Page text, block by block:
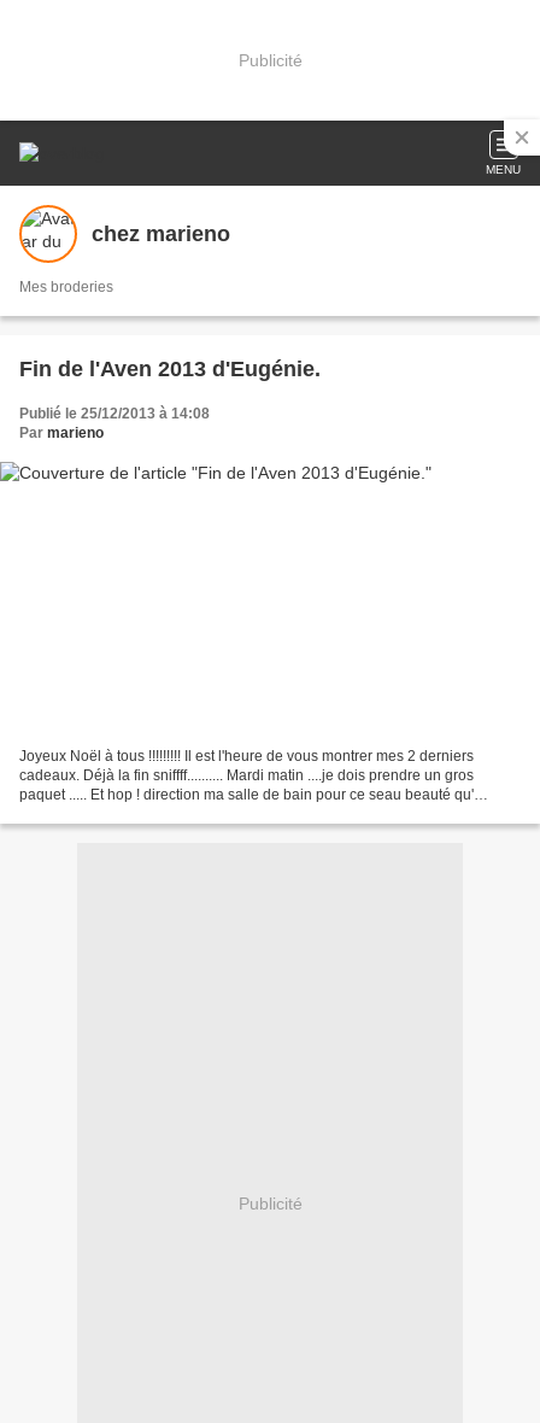
Publicité
MENU
chez marieno
Mes broderies
Fin de l'Aven 2013 d'Eugénie.
Publié le 25/12/2013 à 14:08
Par marieno
Joyeux Noël à tous !!!!!!!!! Il est l'heure de vous montrer mes 2 derniers
cadeaux. Déjà la fin sniffff.......... Mardi matin ....je dois prendre un gros
paquet ..... Et hop ! direction ma salle de bain pour ce seau beauté qu'
Publicité